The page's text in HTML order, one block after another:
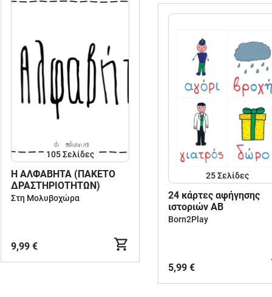
105Σελίδες
Η ΑΛΦΑΒΗΤΑ (ΠΑΚΕΤΟ
ΔΡΑΣΤΗΡΙΟΤΗΤΩΝ)
Στη Μολυβοχώρα
9,99 €
25Σελίδες
24 κάρτες αφήγησης
ιστοριών ΑΒ
Born2Play
5,99 €